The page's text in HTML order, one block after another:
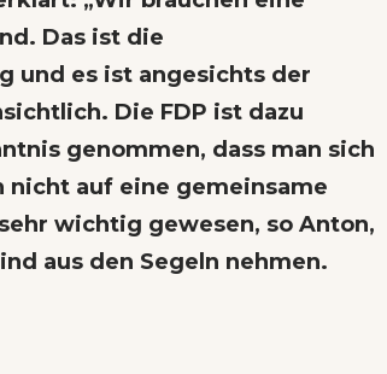
Das ist die
und es ist angesichts der
Die FDP ist dazu
genommen, dass man sich
auf eine gemeinsame
wichtig gewesen, so Anton,
aus den Segeln nehmen.